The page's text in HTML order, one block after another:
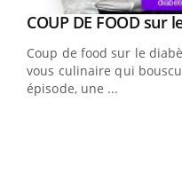
Youtube
COUP DE FOOD sur
Coup de food sur le
vous culinaire qui
épisode, une ...